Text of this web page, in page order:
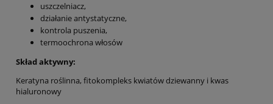
uszczelniacz,
działanie antystatyczne,
kontrola puszenia,
termoochrona włosów
Skład aktywny:
Keratyna roślinna, fitokompleks kwiatów dziewanny i kwas
hialuronowy